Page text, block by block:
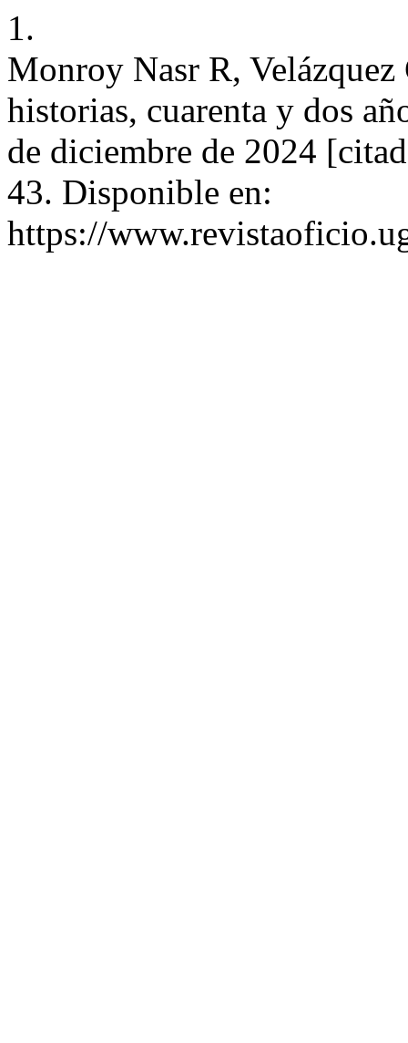
1.
Monroy Nasr R,
historias, cuarenta y dos
de diciembre de 2024
43. Disponible en:
https://